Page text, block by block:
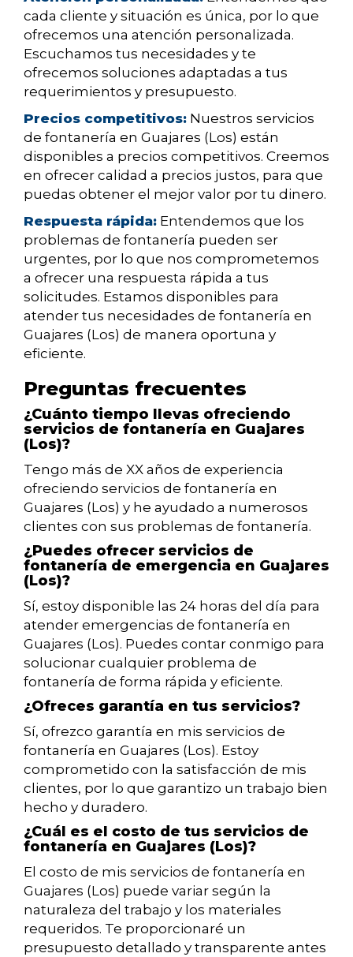
cada cliente y situación es única, por lo que
ofrecemos una atención personalizada.
Escuchamos tus necesidades y te
ofrecemos soluciones adaptadas a tus
requerimientos y presupuesto.
Precios competitivos: Nuestros servicios
de fontanería en Guajares (Los) están
disponibles a precios competitivos. Creemos
en ofrecer calidad a precios justos, para que
puedas obtener el mejor valor por tu dinero.
Respuesta rápida: Entendemos que los
problemas de fontanería pueden ser
urgentes, por lo que nos comprometemos
a ofrecer una respuesta rápida a tus
solicitudes. Estamos disponibles para
atender tus necesidades de fontanería en
Guajares (Los) de manera oportuna y
eficiente.
Preguntas frecuentes
¿Cuánto tiempo llevas ofreciendo
servicios de fontanería en Guajares
(Los)?
Tengo más de XX años de experiencia
ofreciendo servicios de fontanería en
Guajares (Los) y he ayudado a numerosos
clientes con sus problemas de fontanería.
¿Puedes ofrecer servicios de
fontanería de emergencia en Guajares
(Los)?
Sí, estoy disponible las 24 horas del día para
atender emergencias de fontanería en
Guajares (Los). Puedes contar conmigo para
solucionar cualquier problema de
fontanería de forma rápida y eficiente.
¿Ofreces garantía en tus servicios?
Sí, ofrezco garantía en mis servicios de
fontanería en Guajares (Los). Estoy
comprometido con la satisfacción de mis
clientes, por lo que garantizo un trabajo bien
hecho y duradero.
¿Cuál es el costo de tus servicios de
fontanería en Guajares (Los)?
El costo de mis servicios de fontanería en
Guajares (Los) puede variar según la
naturaleza del trabajo y los materiales
requeridos. Te proporcionaré un
presupuesto detallado y transparente antes